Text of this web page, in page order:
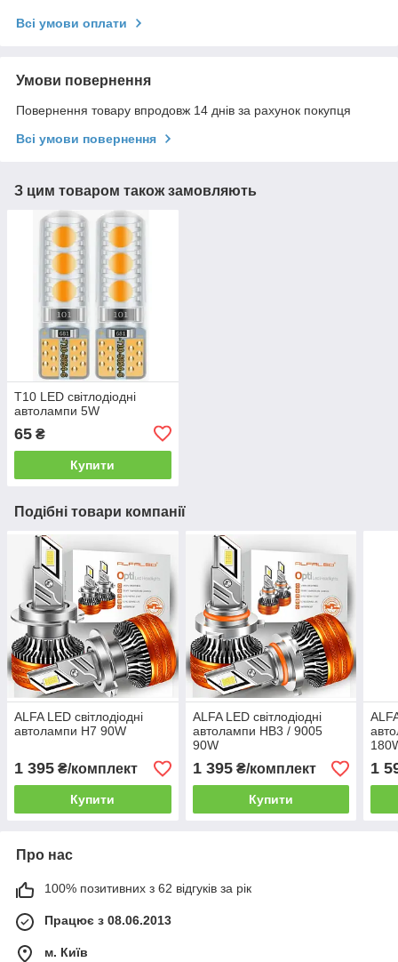
Всі умови оплати
Умови повернення
Повернення товару впродовж 14 днів за рахунок покупця
Всі умови повернення
З цим товаром також замовляють
T10 LED світлодіодні
автолампи 5W
65 ₴
Купити
Подібні товари компанії
ALFA LED світлодіодні
автолампи H7 90W
1 395 ₴/комплект
Купити
ALFA LED світлодіодні
автолампи HB3 / 9005
90W
1 395₴/комплект
Купити
1
Про нас
100% позитивних з 62 відгуків за рік
Працює з 08.06.2013
м. Київ